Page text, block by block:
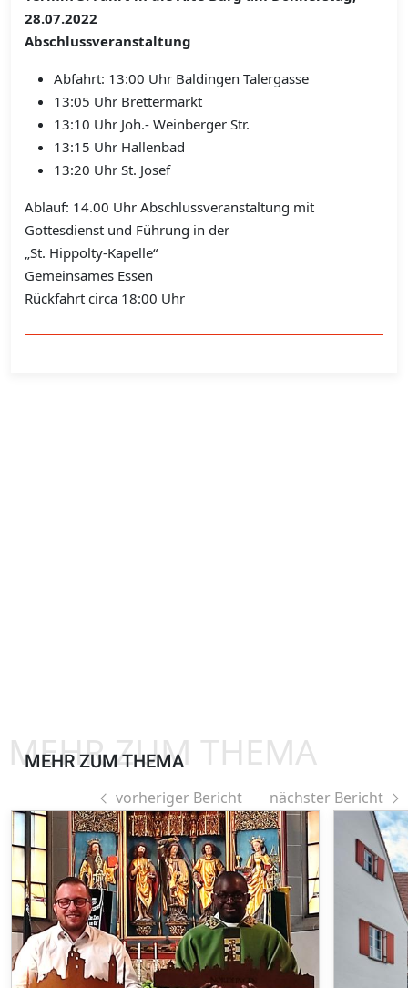
28.07.2022
Abschlussveranstaltung
Abfahrt: 13:00 Uhr Baldingen Talergasse
13:05 Uhr Brettermarkt
13:10 Uhr Joh.- Weinberger Str.
13:15 Uhr Hallenbad
13:20 Uhr St. Josef
Ablauf: 14.00 Uhr Abschlussveranstaltung mit
Gottesdienst und Führung in der
„St. Hippolty-Kapelle“
Gemeinsames Essen
Rückfahrt circa 18:00 Uhr
MEHR ZUM THEMA
MEHR ZUM THEMA
vorheriger Bericht nächster Bericht